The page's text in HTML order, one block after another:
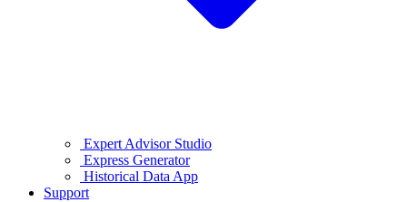
Expert Advisor Studio
Express Generator
Historical Data App
Support